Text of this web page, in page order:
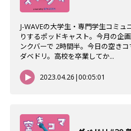
J-WAVEの大学生・専門学生コミュ
りするポッドキャスト。今月の企
ンクバーで 2時間半。今日の空き
ダベドリ。高校を卒業してか...
2023.04.26 |00:05:01